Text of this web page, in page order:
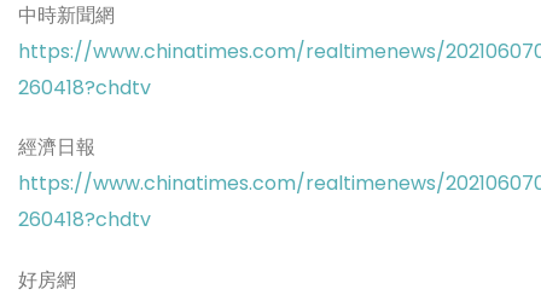
中時新聞網
https://www.chinatimes.com/realtimenews/
260418?chdtv
經濟日報
https://www.chinatimes.com/realtimenews/
260418?chdtv
好房網